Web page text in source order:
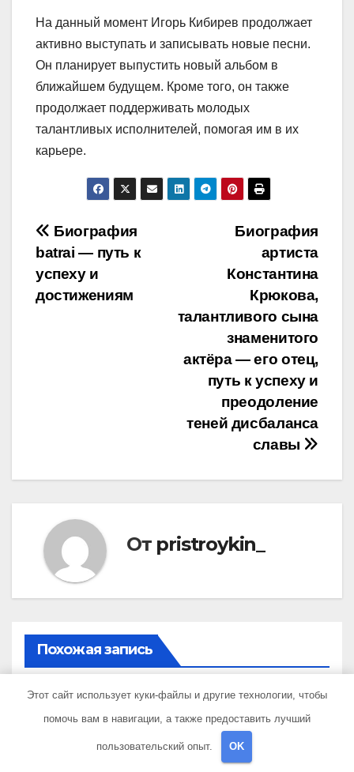
На данный момент Игорь Кибирев продолжает
активно выступать и записывать новые песни.
Он планирует выпустить новый альбом в
ближайшем будущем. Кроме того, он также
продолжает поддерживать молодых
талантливых исполнителей, помогая им в их
карьере.
Навигация
по
записям
Биография
артиста
Константина
Крюкова,
талантливого сына
знаменитого
актёра — его отец,
путь к успеху и
преодоление
теней дисбаланса
славы
Биография
batrai — путь к
успеху и
достижениям
От pristroykin_
Похожая запись
Николай Рыбаков —
Этот сайт использует куки-файлы и другие технологии, чтобы
помочь вам в навигации, а также предоставить лучший
пользовательский опыт. OK